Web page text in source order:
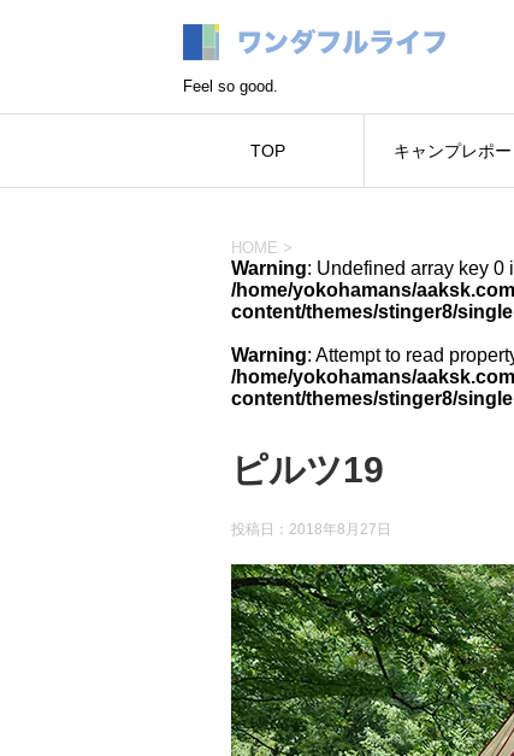
Feel so good.
TOP キャンプレポー
HOME >
Warning: Undefined array key 0
/home/yokohamans/
content/themes/stinger8/
Warning: Attempt to read
/home/yokohamans/
content/themes/stinger8/
ピルツ19
投稿日： 2018年8月27日